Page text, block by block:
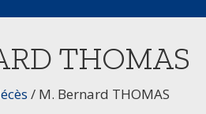
THOMAS
/ M. Bernard THOMAS